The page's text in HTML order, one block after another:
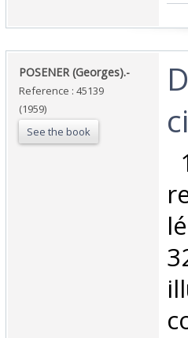
‎POSENER (Georges).-‎
Reference : 45139
(1959)
See the book